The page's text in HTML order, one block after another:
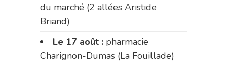
du marché (2 allées Aristide
Briand)
Le 17 août : pharmacie
Charignon-Dumas (La Fouillade)